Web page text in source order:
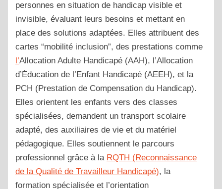
personnes en situation de handicap visible et
invisible, évaluant leurs besoins et mettant en
place des solutions adaptées. Elles attribuent des
cartes “mobilité inclusion”, des prestations comme
l’Allocation Adulte Handicapé (AAH), l’Allocation
d’Éducation de l’Enfant Handicapé (AEEH), et la
PCH (Prestation de Compensation du Handicap).
Elles orientent les enfants vers des classes
spécialisées, demandent un transport scolaire
adapté, des auxiliaires de vie et du matériel
pédagogique. Elles soutiennent le parcours
professionnel grâce à la RQTH (Reconnaissance
de la Qualité de Travailleur Handicapé), la
formation spécialisée et l’orientation